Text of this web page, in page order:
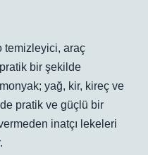
temizleyici, araç
bir şekilde
yağ, kir, kireç ve
pratik ve güçlü bir
inatçı lekeleri